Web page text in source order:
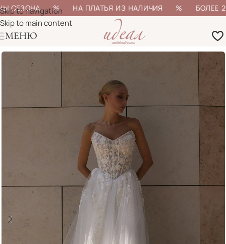
СЕЗОНА % НА ПЛАТЬЯ ИЗ НАЛИЧИЯ % БОЛЕЕ
Skip to navigation
Skip to main content
МЕНЮ